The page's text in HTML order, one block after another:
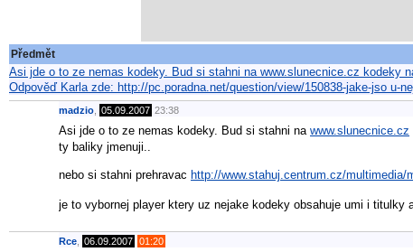
Předmět
Asi jde o to ze nemas kodeky. Bud si stahni na www.slunecnice.cz kodeky
Odpověď Karla zde: http://pc.poradna.net/question/view/150838-jake-jso u-
madzio 05.09.2007 23:38
Asi jde o to ze nemas kodeky. Bud si stahni na www.slunecnice.cz
ty baliky jmenuji..
nebo si stahni prehravac http://www.stahuj.centrum.cz/multimedia/
je to vybornej player ktery uz nejake kodeky obsahuje umi i titulky a
Rce 06.09.2007 01:20